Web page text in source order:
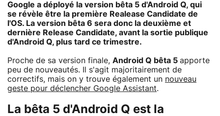
Google a déployé la version bêta 5 d'Android Q, qui
se révèle être la première Realease Candidate de
l'OS. La version bêta 6 sera donc la deuxième et
dernière Release Candidate, avant la sortie publique
d'Android Q, plus tard ce trimestre.
Proche de sa version finale, Android Q bêta 5 apporte
peu de nouveautés. Il s'agit majoritairement de
correctifs, mais on y trouve également un nouveau
geste pour déclencher Google Assistant.
La bêta 5 d'Android Q est la